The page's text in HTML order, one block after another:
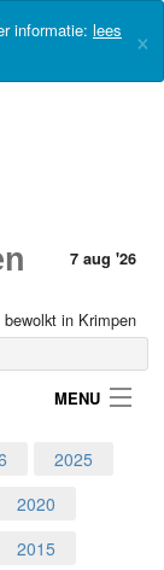
informatie: lees
×
7 aug '26
bewolkt in Krimpen
MENU
2025
2020
2015